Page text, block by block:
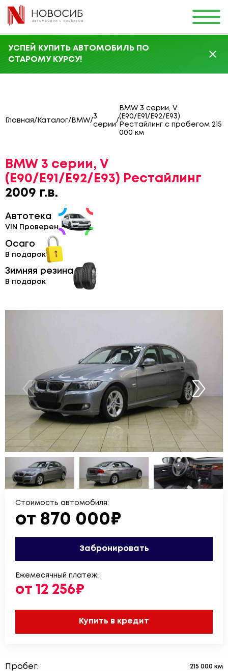
УСПЕЙ КУПИТЬ АВТОМОБИЛЬ ПО
СТАРОМУ КУРСУ!
Главная/ Каталог/ BMW/
3
серии
/
BMW 3 серии, V
(E90/E91/E92/E93)
Рестайлинг с пробегом 215
000 км
BMW 3 серии, V
(E90/E91/E92/E93) Рестайлинг
2009 г.в.
Автотека
VIN Проверен
Осаго
В подарок
Зимняя резина
В подарок
Стоимость автомобиля:
от 870 000₽
Забронировать
Ежемесячный платеж:
от 12 256₽
Купить в кредит
Пробег: 215 000 км